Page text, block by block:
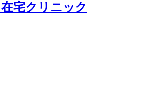
宅クリニック